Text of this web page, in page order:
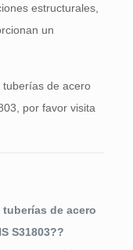
estructurales,
un
tuberías de acero
por favor visita
de acero
S31803??